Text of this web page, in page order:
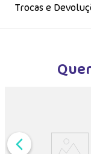
Trocas e